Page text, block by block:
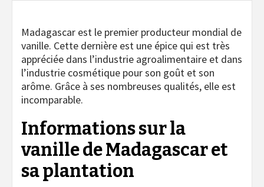
Madagascar est le premier producteur mondial de
vanille. Cette dernière est une épice qui est très
appréciée dans l’industrie agroalimentaire et dans
l’industrie cosmétique pour son goût et son
arôme. Grâce à ses nombreuses qualités, elle est
incomparable.
Informations sur la
vanille de Madagascar et
sa plantation